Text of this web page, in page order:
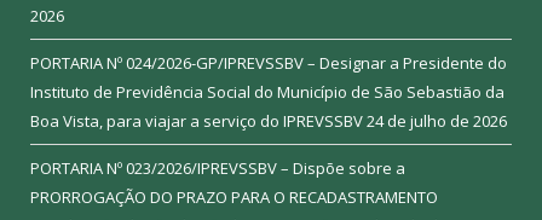
2026
PORTARIA Nº 024/2026-GP/IPREVSSBV – Designar a Presidente do
Instituto de Previdência Social do Município de São Sebastião da
Boa Vista, para viajar a serviço do IPREVSSBV24 de julho de 2026
PORTARIA Nº 023/2026/IPREVSSBV – Dispõe sobre a
PRORROGAÇÃO DO PRAZO PARA O RECADASTRAMENTO